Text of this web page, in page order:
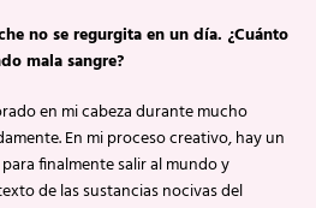
no se regurgita en un día. ¿Cuánto
mala sangre?
en mi cabeza durante mucho
En mi proceso creativo, hay un
finalmente salir al mundo y
de las sustancias nocivas del